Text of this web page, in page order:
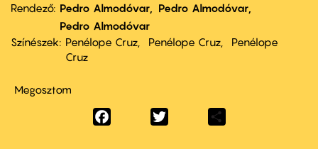
Rendező Pedro Almodóvar
Pedro Almodóvar
Pedro Almodóvar
Színészek
Penélope Cruz Penélope Cruz
Penélope
Cruz
Megosztom
Facebook